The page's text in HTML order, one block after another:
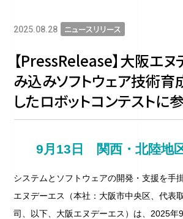
2025.08.28 ニュースリリース
【PressRelease】大阪エヌ
み込みソフトウェア技術育
したロボットコンテストに
9 月13日 関西・北陸地
システムとソフトウェアの開発・支援を手
エヌデーエス（本社：大阪市中央区、代表
司、以下、大阪エヌデーエス）は、2025年